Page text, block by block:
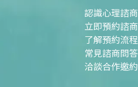
認識心理諮商
立即預約諮商
了解預約流程
常見諮商問答
洽談合作邀約